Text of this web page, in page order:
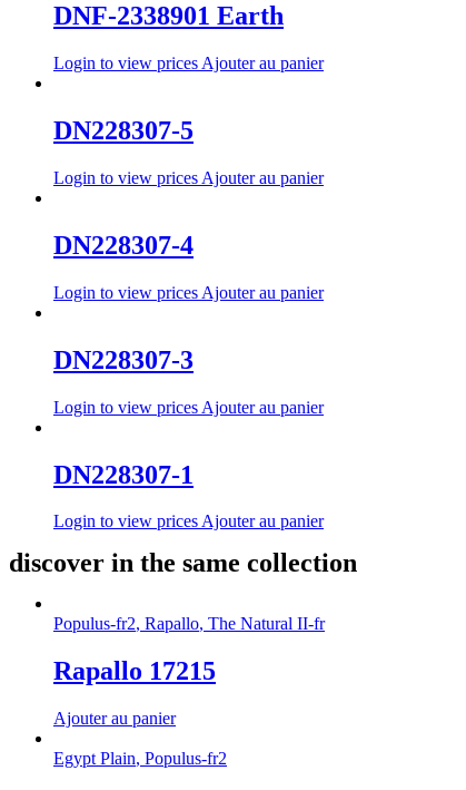
DNF-2338901 Earth
Login to view prices Ajouter au panier
DN228307-5
Login to view prices Ajouter au panier
DN228307-4
Login to view prices Ajouter au panier
DN228307-3
Login to view prices Ajouter au panier
DN228307-1
Login to view pricesAjouter au panier
discover in the same collection
Populus-fr2, Rapallo, The Natural II-fr
Rapallo 17215
Ajouter au panier
Egypt Plain, Populus-fr2